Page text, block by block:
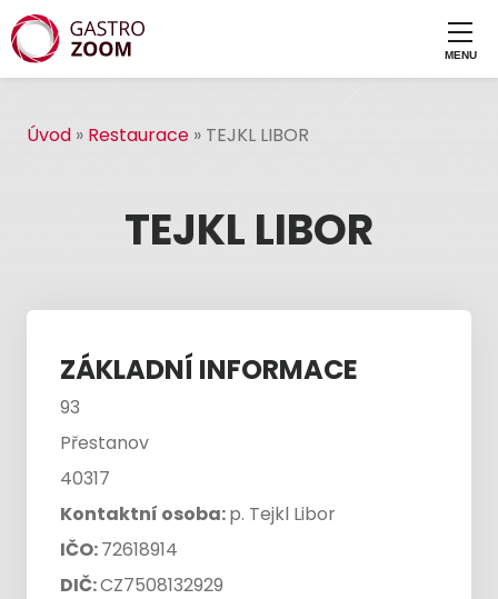
Úvod » Restaurace » TEJKL LIBOR
TEJKL LIBOR
ZÁKLADNÍ INFORMACE
93
Přestanov
40317
Kontaktní osoba:p. Tejkl Libor
IČO:72618914
DIČ:CZ7508132929